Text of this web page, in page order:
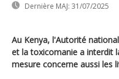
Dernière MAJ: 31/07/2025
Au Kenya, l'Autorité
et la toxicomanie a interdit
mesure concerne aussi les